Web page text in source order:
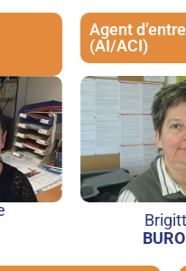
Agent
(AI/ACI)